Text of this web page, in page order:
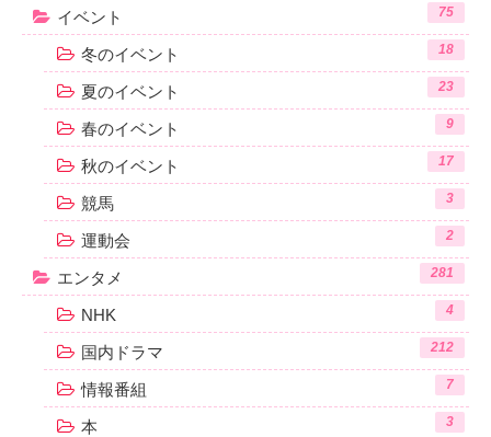
イベント 75
冬のイベント 18
夏のイベント 23
春のイベント 9
秋のイベント 17
競馬 3
運動会 2
エンタメ 281
NHK 4
国内ドラマ 212
情報番組 7
本 3